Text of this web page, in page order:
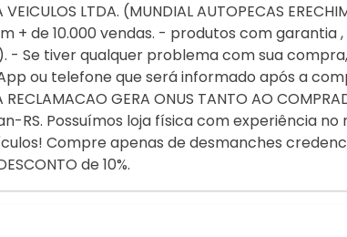
VEICULOS LTDA. (MUNDIAL AUTOPECAS
+ de 10.000 vendas. - produtos com garantia
- Se tiver qualquer problema com sua
ou telefone que será informado após a
GERA ONUS TANTO AO
Possuímos loja física com experiência no
Compre apenas de desmanches
de 10%.